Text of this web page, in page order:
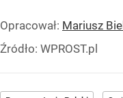
Opracował: Mariusz
Źródło: WPROST.pl